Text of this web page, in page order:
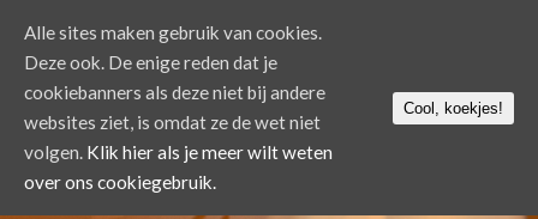
Alle sites maken gebruik van cookies.
Deze ook. De enige reden dat je
cookiebanners als deze niet bij andere
websites ziet, is omdat ze de wet niet
volgen. Klik hier als je meer wilt weten
over ons cookiegebruik.
Cool, koekjes!